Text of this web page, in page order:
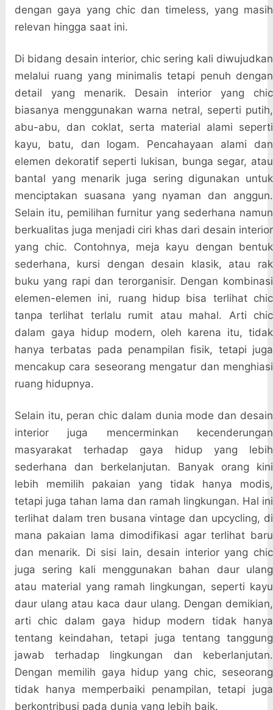
dengan gaya yang chic dan timeless, yang masih
relevan hingga saat ini.
Di bidang desain interior, chic sering kali diwujudkan
melalui ruang yang minimalis tetapi penuh dengan
detail yang menarik. Desain interior yang chic
biasanya menggunakan warna netral, seperti putih,
abu-abu, dan coklat, serta material alami seperti
kayu, batu, dan logam. Pencahayaan alami dan
elemen dekoratif seperti lukisan, bunga segar, atau
bantal yang menarik juga sering digunakan untuk
menciptakan suasana yang nyaman dan anggun.
Selain itu, pemilihan furnitur yang sederhana namun
berkualitas juga menjadi ciri khas dari desain interior
yang chic. Contohnya, meja kayu dengan bentuk
sederhana, kursi dengan desain klasik, atau rak
buku yang rapi dan terorganisir. Dengan kombinasi
elemen-elemen ini, ruang hidup bisa terlihat chic
tanpa terlihat terlalu rumit atau mahal. Arti chic
dalam gaya hidup modern, oleh karena itu, tidak
hanya terbatas pada penampilan fisik, tetapi juga
mencakup cara seseorang mengatur dan menghiasi
ruang hidupnya.
Selain itu, peran chic dalam dunia mode dan desain
interior juga mencerminkan kecenderungan
masyarakat terhadap gaya hidup yang lebih
sederhana dan berkelanjutan. Banyak orang kini
lebih memilih pakaian yang tidak hanya modis,
tetapi juga tahan lama dan ramah lingkungan. Hal ini
terlihat dalam tren busana vintage dan upcycling, di
mana pakaian lama dimodifikasi agar terlihat baru
dan menarik. Di sisi lain, desain interior yang chic
juga sering kali menggunakan bahan daur ulang
atau material yang ramah lingkungan, seperti kayu
daur ulang atau kaca daur ulang. Dengan demikian,
arti chic dalam gaya hidup modern tidak hanya
tentang keindahan, tetapi juga tentang tanggung
jawab terhadap lingkungan dan keberlanjutan.
Dengan memilih gaya hidup yang chic, seseorang
tidak hanya memperbaiki penampilan, tetapi juga
berkontribusi pada dunia yang lebih baik.